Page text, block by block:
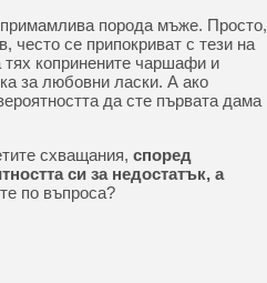
порода мъже. Просто,
често се припокриват с тези на
копринените чаршафи и
за любовни ласки. А ако
да сте първата дама
схващания, според
си за недостатък, а
по въпроса?